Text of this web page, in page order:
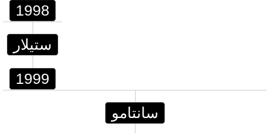
1998
ستيلار
1999
سانتامو